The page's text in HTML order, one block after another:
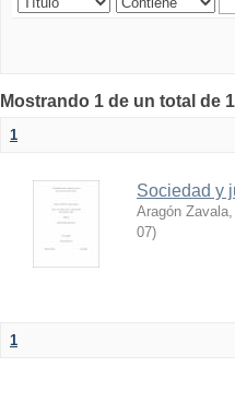
Mostrando 1 de un total de
1
Sociedad y
Aragón
07)
1